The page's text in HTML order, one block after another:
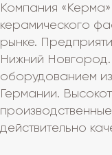
Компания
керамического
рынке.
Нижний
оборудованием
Германии.
действительно